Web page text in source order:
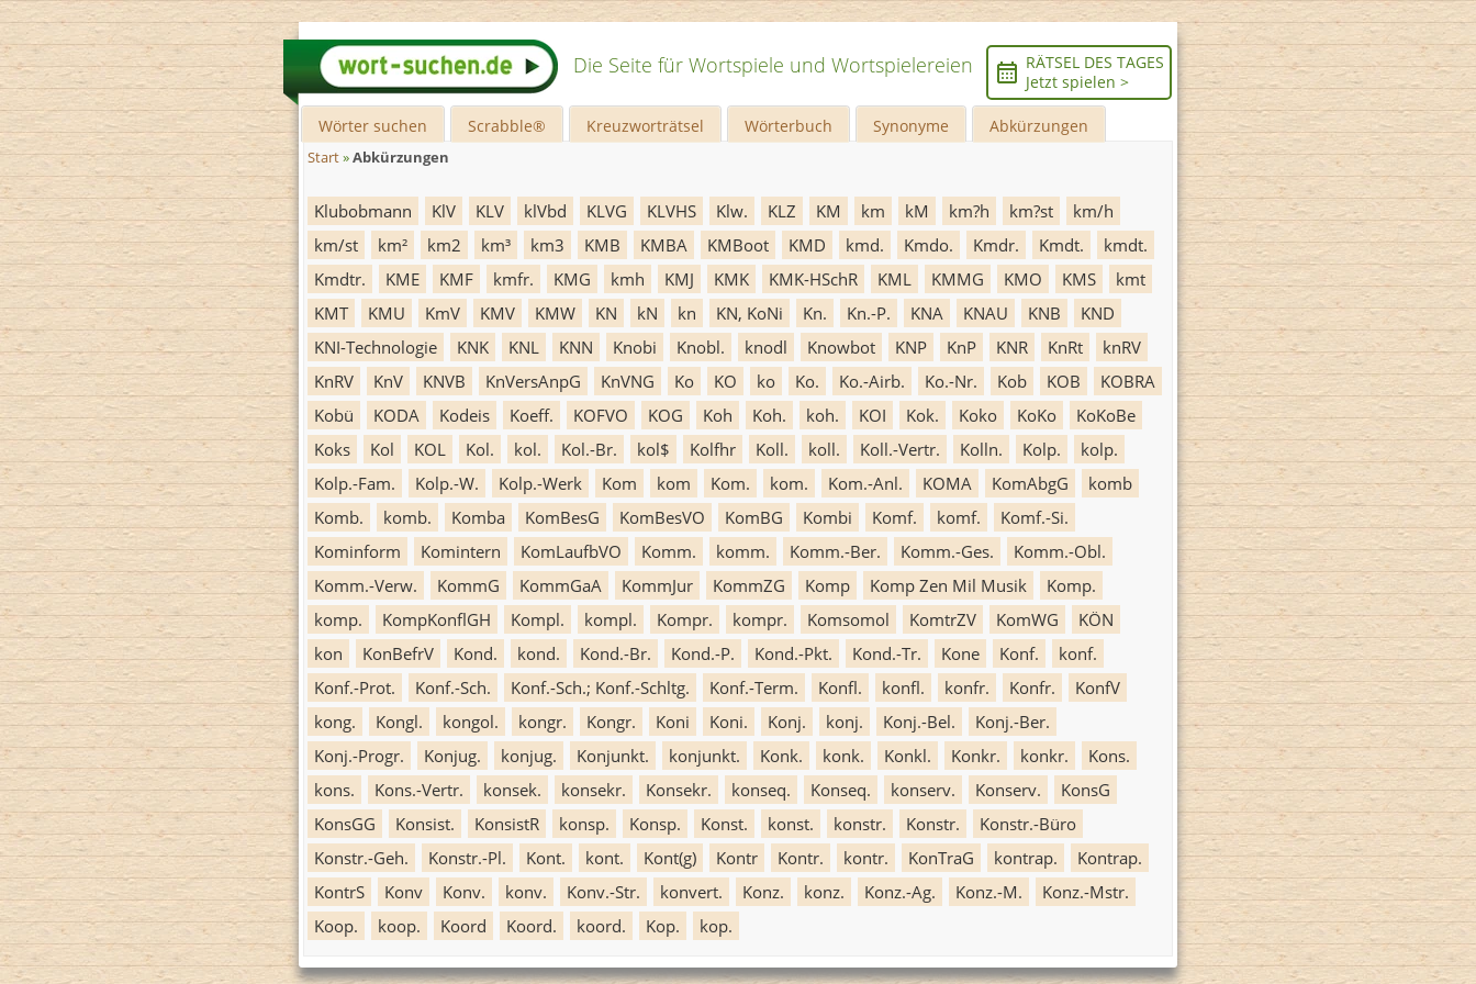
Die Seite für Wortspiele und Wortspielereien
RÄTSEL DES TAGES
Jetzt spielen >
Wörter suchen Scrabble® Kreuzworträtsel Wörterbuch Synonyme Abkürzungen
Start»Abkürzungen
Klubobmann KlV KLV klVbd KLVG KLVHS Klw. KLZ KM km kM km?h km?st
km/h
km/st
km² km2 km³ km3 KMB KMBA KMBoot KMD kmd. Kmdo. Kmdr. Kmdt.
kmdt.
Kmdtr.
KME KMF kmfr. KMG kmh KMJ KMK KMK-HSchR KML KMMG KMO KMS
kmt
KMT
KMU KmV KMV KMW KN kN kn KN, KoNi Kn. Kn.-P. KNA KNAU KNB
KND
KNI-Technologie
KNK KNL KNN Knobi Knobl. knodl Knowbot KNP KnP KNR KnRt
knRV
KnRV
KnV KNVB KnVersAnpG KnVNG Ko KO ko Ko. Ko.-Airb. Ko.-Nr. Kob KOB
KOBRA
Kobü
KODA Kodeis Koeff. KOFVO KOG Koh Koh. koh. KOI Kok. Koko KoKo
KoKoBe
Koks
Kol KOL Kol. kol. Kol.-Br. kol$ Kolfhr Koll. koll. Koll.-Vertr. Kolln. Kolp.
kolp.
Kolp.-Fam.
Kolp.-W. Kolp.-Werk Kom kom Kom. kom. Kom.-Anl. KOMA KomAbgG
komb
Komb.
komb. Komba KomBesG KomBesVO KomBG Kombi Komf. komf.
Komf.-Si.
Kominform
Komintern KomLaufbVO Komm. komm. Komm.-Ber. Komm.-Ges.
Komm.-Obl.
Komm.-Verw.
KommG KommGaA KommJur KommZG Komp Komp Zen Mil Musik
Komp.
komp.
KompKonflGH Kompl. kompl. Kompr. kompr. Komsomol KomtrZV KomWG
KÖN
kon
KonBefrV Kond. kond. Kond.-Br. Kond.-P. Kond.-Pkt. Kond.-Tr. Kone Konf.
konf.
Konf.-Prot.
Konf.-Sch. Konf.-Sch.; Konf.-Schltg. Konf.-Term. Konfl. konfl. konfr. Konfr.
KonfV
kong.
Kongl. kongol. kongr. Kongr. Koni Koni. Konj. konj. Konj.-Bel.
Konj.-Ber.
Konj.-Progr.
Konjug. konjug. Konjunkt. konjunkt. Konk. konk. Konkl. Konkr. konkr.
Kons.
kons.
Kons.-Vertr. konsek. konsekr. Konsekr. konseq. Konseq. konserv. Konserv.
KonsG
KonsGG
Konsist. KonsistR konsp. Konsp. Konst. konst. konstr. Konstr.
Konstr.-Büro
Konstr.-Geh.
Konstr.-Pl. Kont. kont. Kont(g) Kontr Kontr. kontr. KonTraG kontrap.
Kontrap.
KontrS
Konv Konv. konv. Konv.-Str. konvert. Konz. konz. Konz.-Ag. Konz.-M.
Konz.-Mstr.
Koop.
koop. Koord Koord. koord. Kop. kop.